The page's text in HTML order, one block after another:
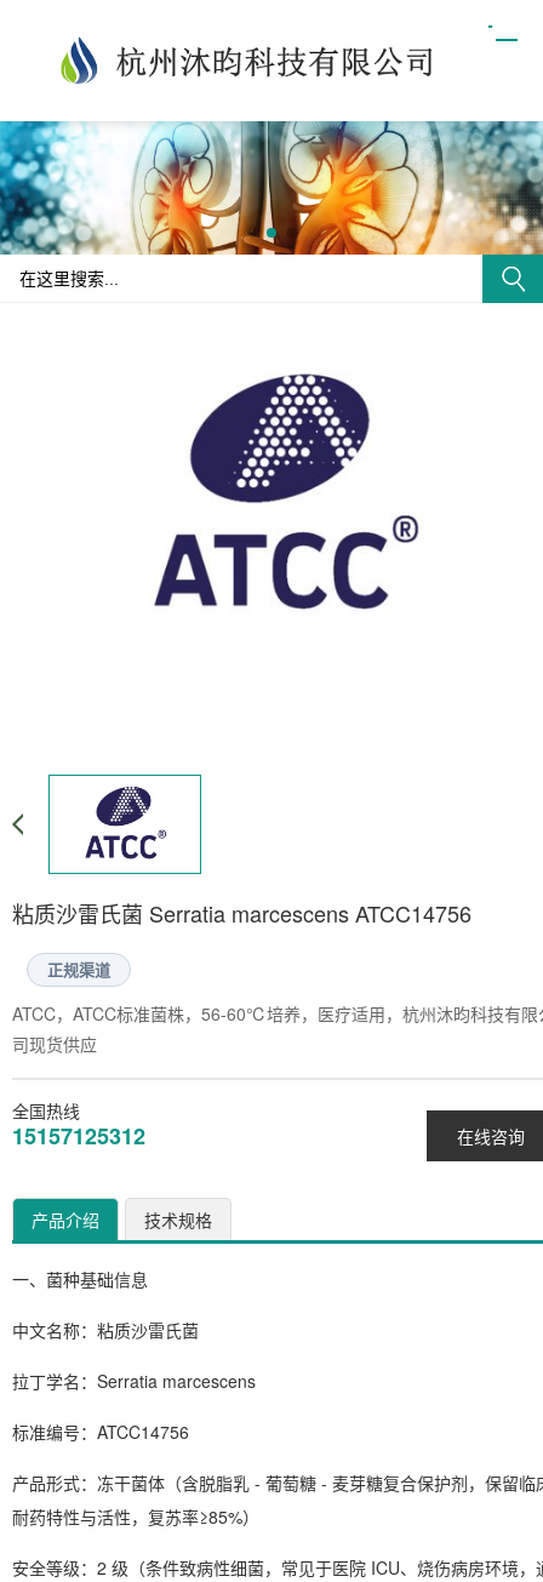
粘质沙雷氏菌 Serratia marcescens ATCC14756
正规渠道
ATCC，ATCC标准菌株，56-60℃培养，医疗适用，杭州沐昀科技有限
司现货供应
在线咨询
全国热线
15157125312
产品介绍 技术规格
一、菌种基础信息
中文名称：粘质沙雷氏菌
拉丁学名 ： Serratia marcescens
标准编号：ATCC14756
产品形式：冻干菌体（含脱脂乳 - 葡萄糖 - 麦芽糖复合保护剂，保留临
耐药特性与活性，复苏率≥85%）
安全等级：2 级（条件致病性细菌，常见于医院 ICU、烧伤病房环境，